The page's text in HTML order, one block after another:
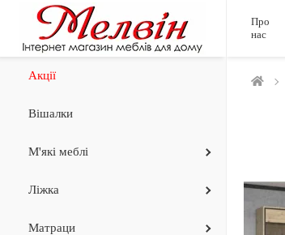
Про
нас
Акції
Вішалки
М'які меблі
Ліжка
Матраци